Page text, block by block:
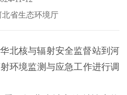
北省生态环境厅
北核与辐射安全监督站到河
环境监测与应急工作进行调